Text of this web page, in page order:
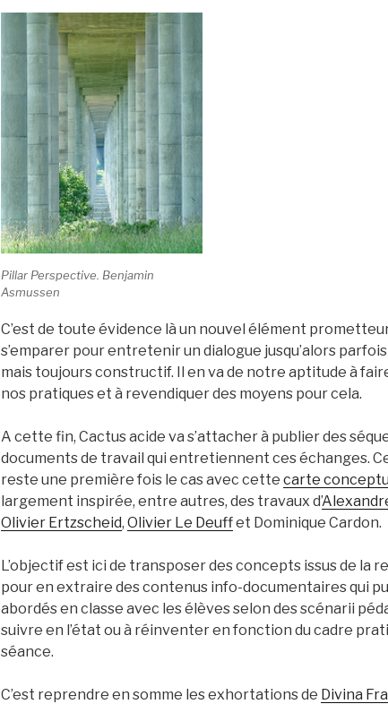
Pillar Perspective. Benjamin
Asmussen
C’est de toute évidence là un nouvel élément
s’emparer pour entretenir un dialogue jusqu’alors
mais toujours constructif. Il en va de notre aptitude à
nos pratiques et à revendiquer des moyens pour cela.
A cette fin, Cactus acide va s’attacher à publier des
documents de travail qui entretiennent ces échanges.
reste une première fois le cas avec cette carte
largement inspirée, entre autres, des travaux d’
Olivier Ertzscheid, Olivier Le Deuffet Dominique Cardon.
L’objectif est ici de transposer des concepts issus de la
pour en extraire des contenus info-documentaires qui
abordés en classe avec les élèves selon des scénarii
suivre en l’état ou à réinventer en fonction du cadre
séance.
C’est reprendre en somme les exhortations de Divina